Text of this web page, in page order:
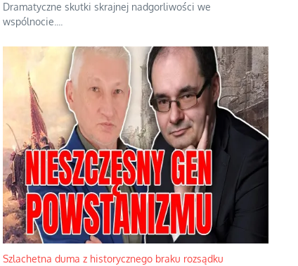
Dramatyczne skutki skrajnej nadgorliwości we
wspólnocie.
Szlachetna duma z historycznego braku rozsądku